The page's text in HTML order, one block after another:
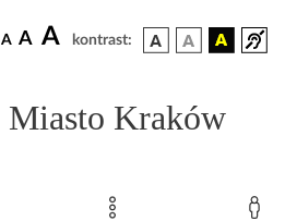
A A A kontrast:
Miasto Kraków